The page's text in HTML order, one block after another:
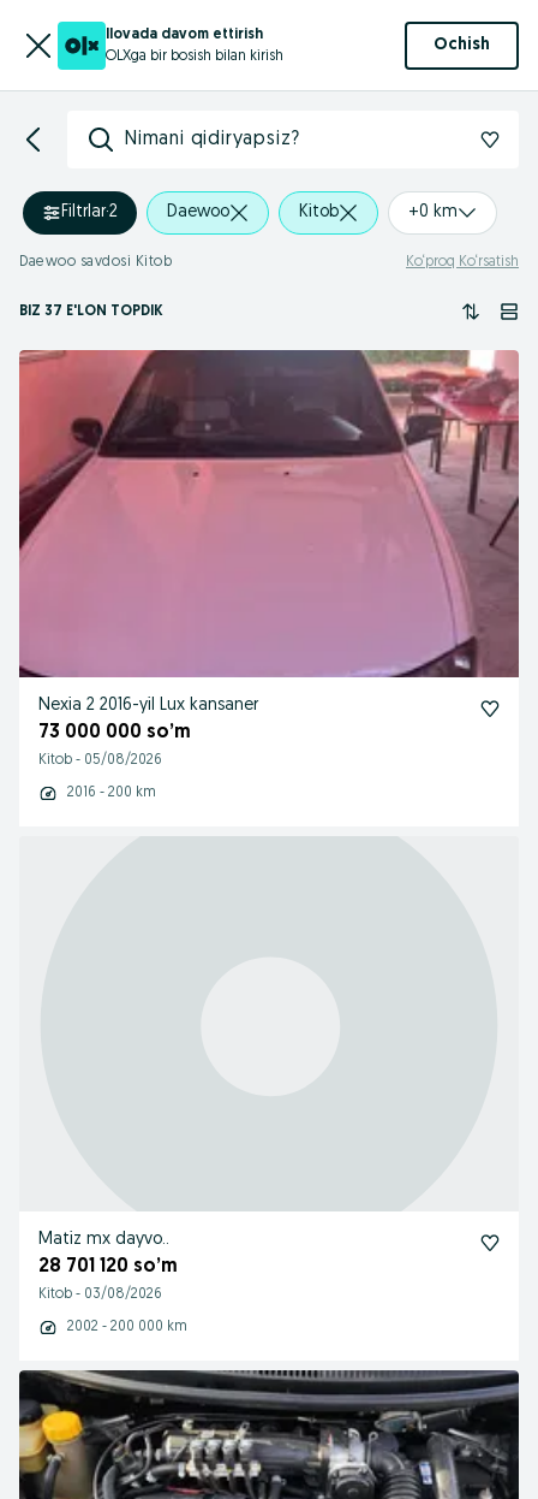
Ilovada davom ettirish
OLXga bir bosish bilan kirish
Ochish
Nimani qidiryapsiz?
Filtrlar·2 Daewoo Kitob +0 km
Daewoo savdosi Kitob Ko‘proq Ko‘rsatish
BIZ 37 E'LON TOPDIK
Nexia 2 2016-yil Lux kansaner
73 000 000 so’m
Kitob - 05/08/2026
2016 - 200 km
Matiz mx dayvo..
28 701 120 so’m
Kitob - 03/08/2026
2002 - 200 000 km